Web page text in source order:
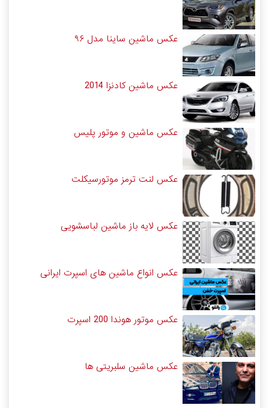
عکس ماشین ساینا مدل ۹۶
عکس ماشین کادنزا 2014
عکس ماشین و موتور پلیس
عکس لنت ترمز موتورسیکلت
عکس لایه باز ماشین لباسشویی
عکس انواع ماشین های اسپرت ایرانی
عکس موتور هوندا 200 اسپرت
عکس ماشین سلبریتی ها